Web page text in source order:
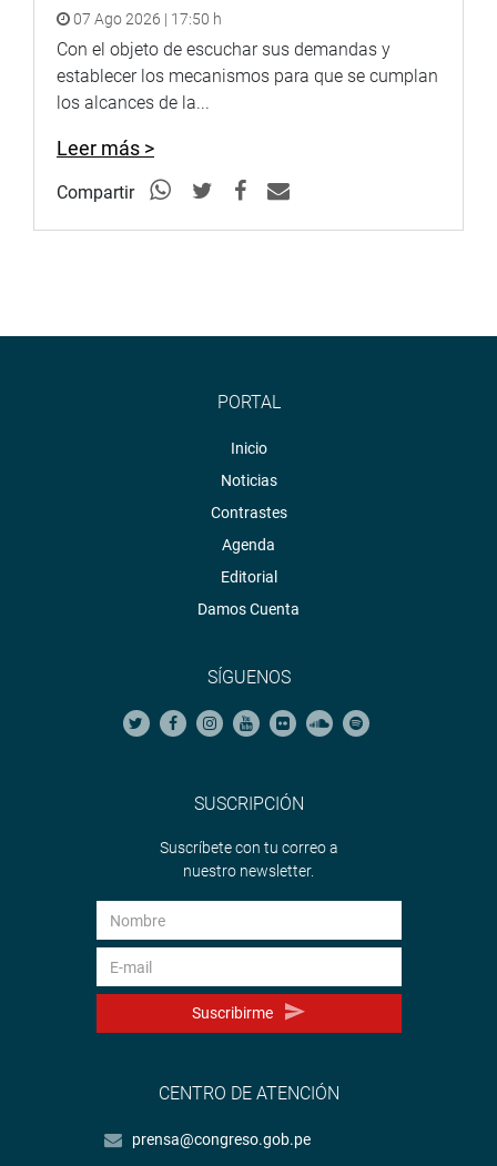
07 Ago 2026 | 17:50 h
Con el objeto de escuchar sus demandas y
establecer los mecanismos para que se cumplan
los alcances de la...
Leer más >
Compartir
PORTAL
Inicio
Noticias
Contrastes
Agenda
Editorial
Damos Cuenta
SÍGUENOS
SUSCRIPCIÓN
Suscríbete con tu correo a
nuestro newsletter.
Suscribirme
CENTRO DE ATENCIÓN
prensa@congreso.gob.pe